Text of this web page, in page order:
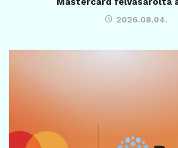
2026.08.04.